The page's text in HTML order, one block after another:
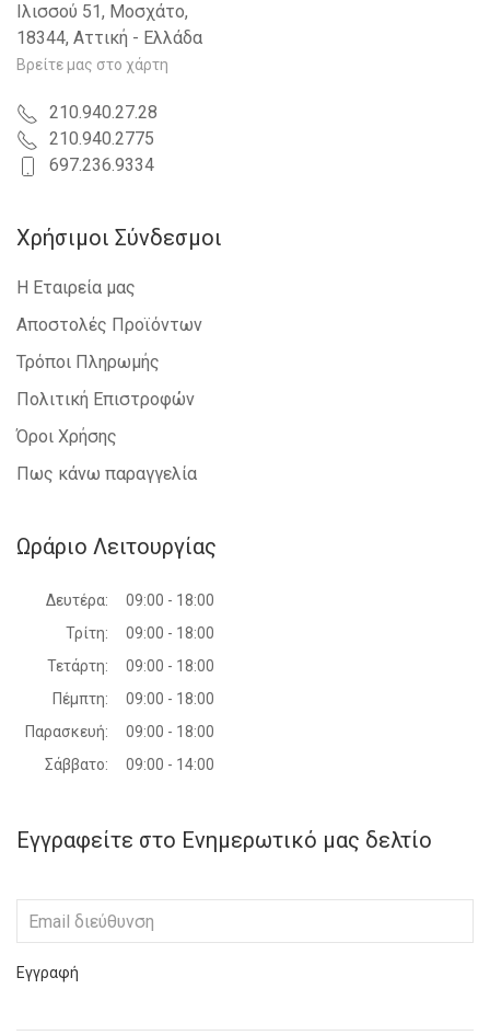
Ιλισσού 51, Μοσχάτο,
18344, Αττική - Ελλάδα
Βρείτε μας στο χάρτη
210.940.27.28
210.940.2775
697.236.9334
Χρήσιμοι Σύνδεσμοι
Η Εταιρεία μας
Αποστολές Προϊόντων
Τρόποι Πληρωμής
Πολιτική Επιστροφών
Όροι Χρήσης
Πως κάνω παραγγελία
Ωράριο Λειτουργίας
Δευτέρα:
09:00 - 18:00
Τρίτη:
09:00 - 18:00
Τετάρτη:
09:00 - 18:00
Πέμπτη:
09:00 - 18:00
Παρασκευή:
09:00 - 18:00
Σάββατο:
09:00 - 14:00
Εγγραφείτε στο Ενημερωτικό μας δελτίο
Εγγραφή